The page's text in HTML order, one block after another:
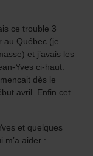
ce trouble 3
au Québec (je
et j’avais les
Yves ci-haut.
dès le
avril. Enfin cet
et quelques
m’a aider :